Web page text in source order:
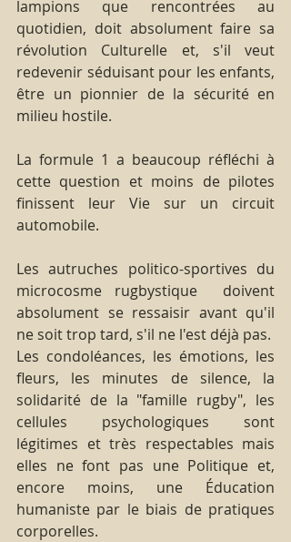
lampions que rencontrées au
quotidien, doit absolument faire sa
révolution Culturelle et, s'il veut
redevenir séduisant pour les enfants,
être un pionnier de la sécurité en
milieu hostile.
La formule 1 a beaucoup réfléchi à
cette question et moins de pilotes
finissent leur Vie sur un circuit
automobile.
Les autruches politico-sportives du
microcosme rugbystique  doivent
absolument se ressaisir avant qu'il
ne soit trop tard, s'il ne l'est déjà pas.
Les condoléances, les émotions, les
fleurs, les minutes de silence, la
solidarité de la "famille rugby", les
cellules psychologiques sont
légitimes et très respectables mais
elles ne font pas une Politique et,
encore moins, une Éducation
humaniste par le biais de pratiques
corporelles.